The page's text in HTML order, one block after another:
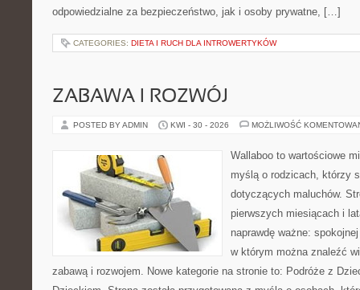
odpowiedzialne za bezpieczeństwo, jak i osoby prywatne, […]
CATEGORIES: DIETA I RUCH DLA INTROWERTYKÓW
ZABAWA I ROZWÓJ
POSTED BY ADMIN KWI - 30 - 2026 MOŻLIWOŚĆ
Wallaboo to wartościowe
myślą o rodzicach, którzy
dotyczących maluchów.
pierwszych miesiącach i
naprawdę ważne:
w którym można znaleźć
zabawą i rozwojem. Nowe kategorie na stronie to: Podróże z